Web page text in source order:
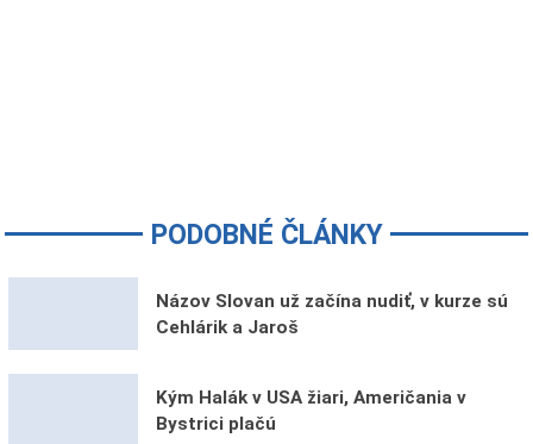
PODOBNÉ ČLÁNKY
Názov Slovan už začína nudiť, v kurze sú
Cehlárik a Jaroš
Kým Halák v USA žiari, Američania v
Bystrici plačú